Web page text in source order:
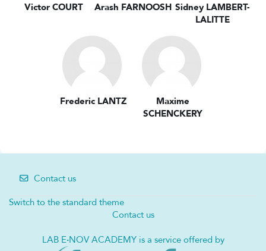
Victor COURT Arash FARNOOSH Sidney LAMBERT-
LALITTE
Frederic LANTZ
Maxime
SCHENCKERY
Contact us
Switch to the standard theme
Contact us
LAB E·NOV ACADEMY is a service offered by